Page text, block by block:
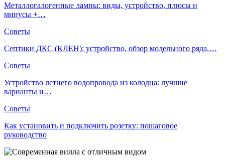
Металлогалогенные лампы: виды, устройство, плюсы и
минусы +…
Советы
Септики ДКС (КЛЕН): устройство, обзор модельного ряда,…
Советы
Устройство летнего водопровода из колодца: лучшие
варианты и…
Советы
Как установить и подключить розетку: пошаговое
руководство